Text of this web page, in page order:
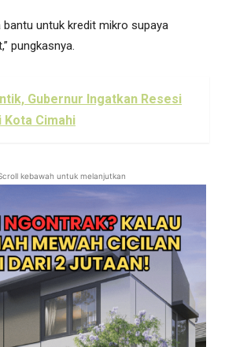
bantu untuk kredit mikro supaya
pungkasnya.
Gubernur Ingatkan Resesi
Kota Cimahi
kebawah untuk melanjutkan